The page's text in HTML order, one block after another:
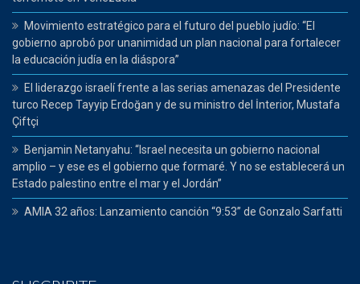
Movimiento estratégico para el futuro del pueblo judío: “El
gobierno aprobó por unanimidad un plan nacional para fortalecer
la educación judía en la diáspora”
El liderazgo israelí frente a las serias amenazas del Presidente
turco Recep Tayyip Erdoğan y de su ministro del İnterior, Mustafa
Çiftçi
Benjamin Netanyahu: “Israel necesita un gobierno nacional
amplio – y ese es el gobierno que formaré. Y no se establecerá un
Estado palestino entre el mar y el Jordán”
AMIA 32 años: Lanzamiento canción “9:53” de Gonzalo Sarfatti